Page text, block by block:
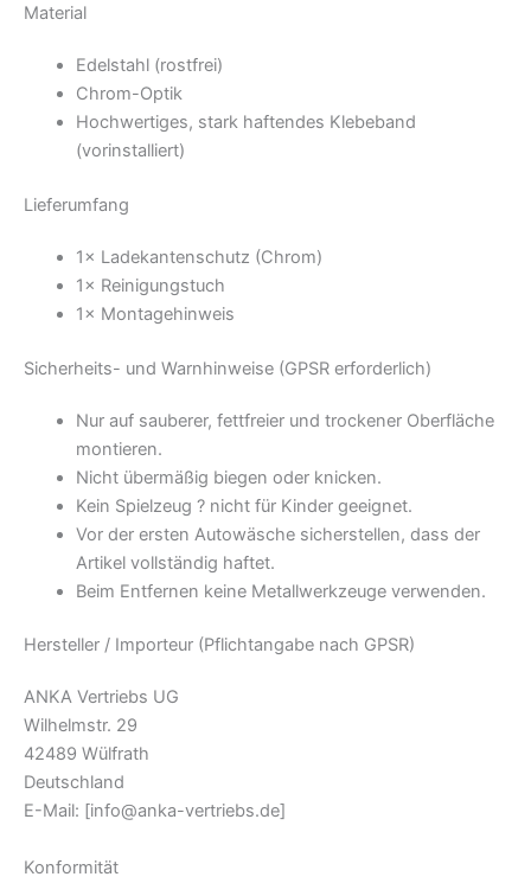
Material
Edelstahl (rostfrei)
Chrom-Optik
Hochwertiges, stark haftendes Klebeband
(vorinstalliert)
Lieferumfang
1× Ladekantenschutz (Chrom)
1× Reinigungstuch
1× Montagehinweis
Sicherheits- und Warnhinweise (GPSR erforderlich)
Nur auf sauberer, fettfreier und trockener Oberfläche
montieren.
Nicht übermäßig biegen oder knicken.
Kein Spielzeug ? nicht für Kinder geeignet.
Vor der ersten Autowäsche sicherstellen, dass der
Artikel vollständig haftet.
Beim Entfernen keine Metallwerkzeuge verwenden.
Hersteller / Importeur (Pflichtangabe nach GPSR)
ANKA Vertriebs UG
Wilhelmstr. 29
42489 Wülfrath
Deutschland
E-Mail: [info@anka-vertriebs.de]
Konformität